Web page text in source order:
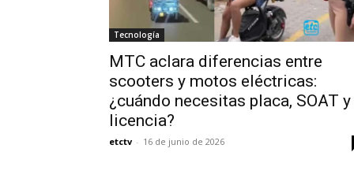
Tecnología
MTC aclara diferencias entre
scooters y motos eléctricas:
¿cuándo necesitas placa, SOAT y
licencia?
etctv - 16 de junio de 2026